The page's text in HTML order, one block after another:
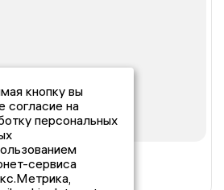
кнопку вы
согласие на
персональных
сервиса